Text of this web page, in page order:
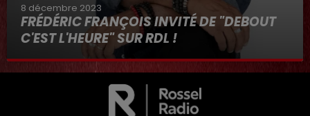
8 décembre 2023
FRÉDÉRIC FRANÇOIS INVITÉ DE "DEBOUT
C'EST L'HEURE" SUR RDL !
8 décembre 2023